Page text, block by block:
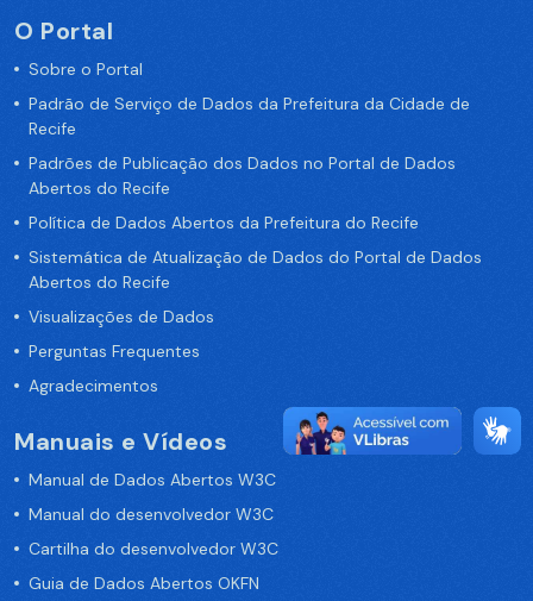
O Portal
Sobre o Portal
Padrão de Serviço de Dados da Prefeitura da Cidade de
Recife
Padrões de Publicação dos Dados no Portal de Dados
Abertos do Recife
Política de Dados Abertos da Prefeitura do Recife
Sistemática de Atualização de Dados do Portal de Dados
Abertos do Recife
Visualizações de Dados
Perguntas Frequentes
Agradecimentos
Manuais e Vídeos
Manual de Dados Abertos W3C
Manual do desenvolvedor W3C
Cartilha do desenvolvedor W3C
Guia de Dados Abertos OKFN